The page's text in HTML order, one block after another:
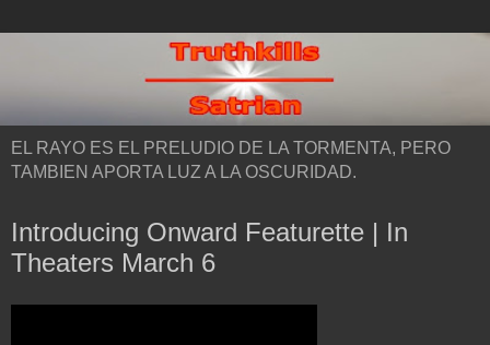
EL RAYO ES EL PRELUDIO DE LA TORMENTA, PERO
TAMBIEN APORTA LUZ A LA OSCURIDAD.
Introducing Onward Featurette | In
Theaters March 6